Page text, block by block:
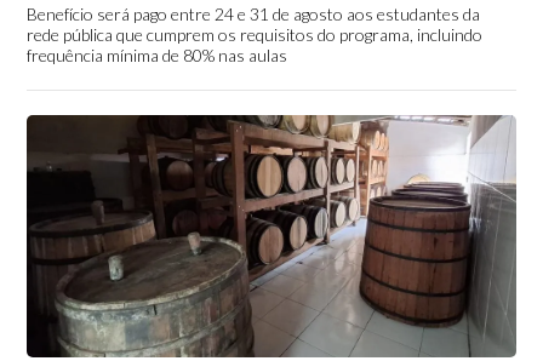
Benefício será pago entre 24 e 31 de agosto aos estudantes da
rede pública que cumprem os requisitos do programa, incluindo
frequência mínima de 80% nas aulas